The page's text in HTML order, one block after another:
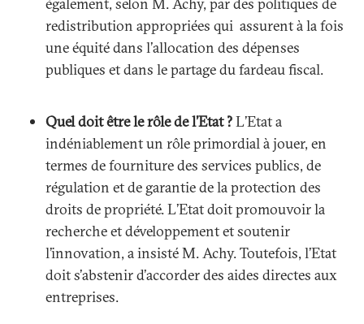
redistribution appropriées qui assurent à la fois
une équité dans l’allocation des dépenses
publiques et dans le partage du fardeau fiscal.
Quel doit être le rôle de l’Etat ?L’Etat a
indéniablement un rôle primordial à jouer, en
termes de fourniture des services publics, de
régulation et de garantie de la protection des
droits de propriété. L’Etat doit promouvoir la
recherche et développement et soutenir
l’innovation, a insisté M. Achy. Toutefois, l’Etat
doit s’abstenir d’accorder des aides directes aux
entreprises.